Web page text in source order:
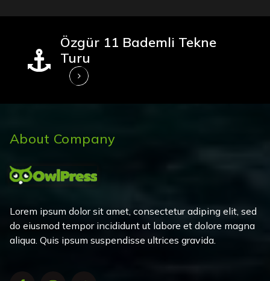
Özgür 11 Bademli Tekne
Turu
About Company
Lorem ipsum dolor sit amet, consectetur adiping elit, sed
do eiusmod tempor incididunt ut labore et dolore magna
aliqua. Quis ipsum suspendisse ultrices gravida.